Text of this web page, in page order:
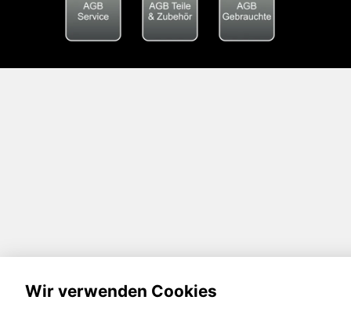
Wir verwenden Cookies